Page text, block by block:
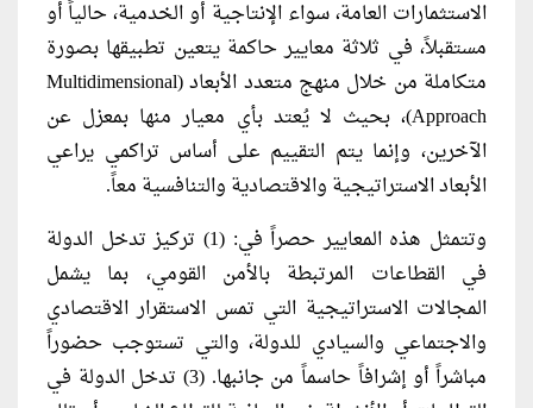
الاستثمارات العامة، سواء الإنتاجية أو الخدمية، حالياً أو
مستقبلاً، في ثلاثة معايير حاكمة يتعين تطبيقها بصورة
متكاملة من خلال منهج متعدد الأبعاد (Multidimensional
Approach)، بحيث لا يُعتد بأي معيار منها بمعزل عن
الآخرين، وإنما يتم التقييم على أساس تراكمي يراعي
الأبعاد الاستراتيجية والاقتصادية والتنافسية معاً.
وتتمثل هذه المعايير حصراً في: (1) تركيز تدخل الدولة
في القطاعات المرتبطة بالأمن القومي، بما يشمل
المجالات الاستراتيجية التي تمس الاستقرار الاقتصادي
والاجتماعي والسيادي للدولة، والتي تستوجب حضوراً
مباشراً أو إشرافاً حاسماً من جانبها. (3) تدخل الدولة في